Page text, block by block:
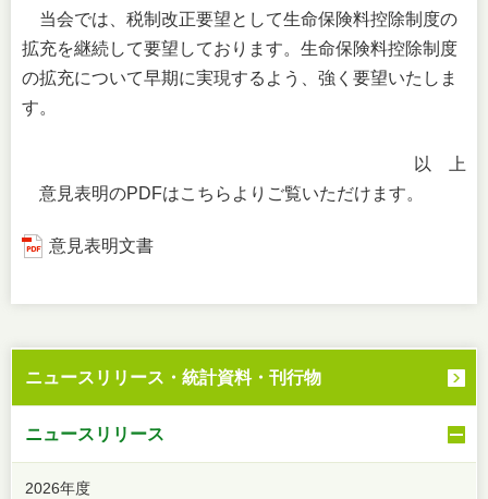
当会では、税制改正要望として生命保険料控除制度の
拡充を継続して要望しております。生命保険料控除制度
の拡充について早期に実現するよう、強く要望いたしま
す。
以 上
意見表明のPDFはこちらよりご覧いただけます。
意見表明文書
ニュースリリース・ 統計資料・刊行物
ニュースリリース
2026年度